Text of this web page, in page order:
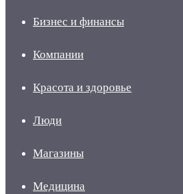
Бизнес и финансы
Компании
Красота и здоровье
Люди
Магазины
Медицина